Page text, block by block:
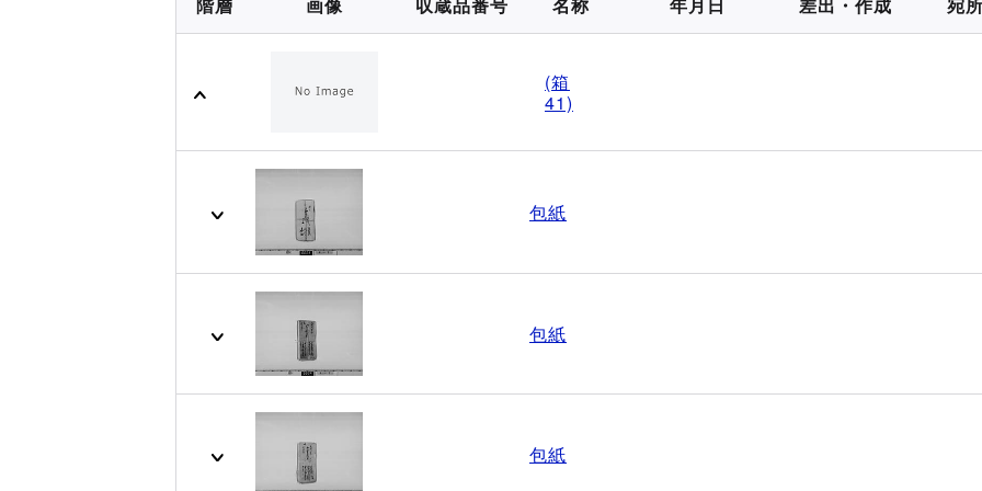
(箱
41)
包紙
包紙
包紙